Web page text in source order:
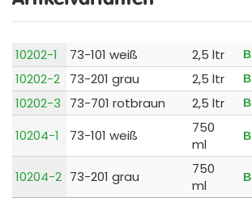
10202-1 73-101 weiß 2,5 ltr
10202-2 73-201 grau 2,5 ltr
10202-3 73-701 rotbraun 2,5 ltr
10204-1 73-101 weiß
750
ml
10204-2 73-201 grau
750
ml